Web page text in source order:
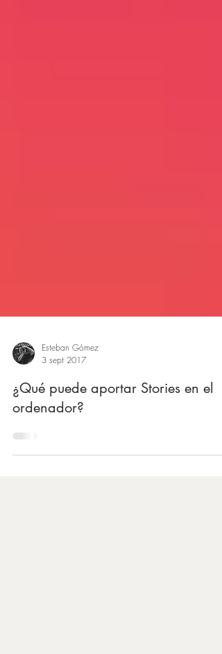
3 sept 2017
¿Qué puede aportar Stories en el
ordenador?